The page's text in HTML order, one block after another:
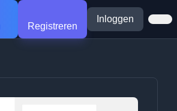
Registreren
Inloggen